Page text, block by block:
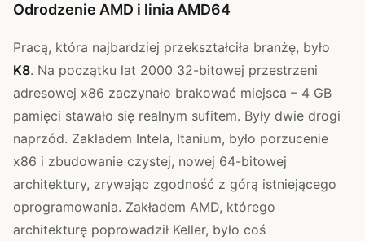
Odrodzenie AMD i linia AMD64
Pracą, która najbardziej przekształciła branżę, było
K8. Na początku lat 2000 32-bitowej przestrzeni
adresowej x86 zaczynało brakować miejsca – 4 GB
pamięci stawało się realnym sufitem. Były dwie drogi
naprzód. Zakładem Intela, Itanium, było porzucenie
x86 i zbudowanie czystej, nowej 64-bitowej
architektury, zrywając zgodność z górą istniejącego
oprogramowania. Zakładem AMD, którego
architekturę poprowadził Keller, było coś